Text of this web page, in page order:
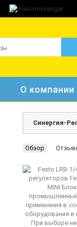
О компании
Синергия-
Обзор